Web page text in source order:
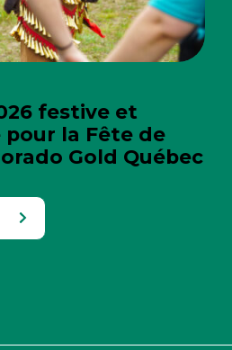
festive et
pour la Fête de
Gold Québec